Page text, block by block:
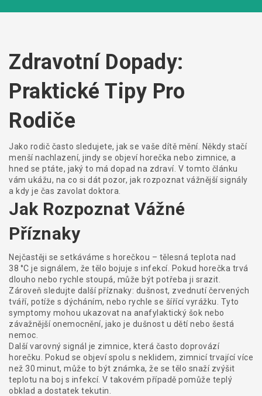
Zdravotní Dopady:
Praktické Tipy Pro
Rodiče
Jako rodič často sledujete, jak se vaše dítě mění. Někdy stačí
menší nachlazení, jindy se objeví horečka nebo zimnice, a
hned se ptáte, jaký to má dopad na zdraví. V tomto článku
vám ukážu, na co si dát pozor, jak rozpoznat vážnější signály
a kdy je čas zavolat doktora.
Jak Rozpoznat Vážné
Příznaky
Nejčastěji se setkáváme s horečkou – tělesná teplota nad
38 °C je signálem, že tělo bojuje s infekcí. Pokud horečka trvá
dlouho nebo rychle stoupá, může být potřeba ji srazit.
Zároveň sledujte další příznaky: dušnost, zvednutí červených
tváří, potíže s dýcháním, nebo rychle se šířící vyrážku. Tyto
symptomy mohou ukazovat na anafylaktický šok nebo
závažnější onemocnění, jako je dušnost u dětí nebo šestá
nemoc.
Další varovný signál je zimnice, která často doprovází
horečku. Pokud se objeví spolu s neklidem, zimnicí trvající více
než 30 minut, může to být známka, že se tělo snaží zvýšit
teplotu na boj s infekcí. V takovém případě pomůže teplý
obklad a dostatek tekutin.